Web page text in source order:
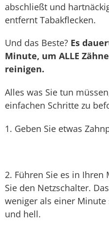
abschließt und
entfernt Tabakflecken.
Und das Beste? Es
Minute, um ALLE
reinigen.
Alles was Sie tun
einfachen Schritte zu
1. Geben Sie etwas
2. Führen Sie es in
Sie den Netzschalter.
weniger als einer
und hell.